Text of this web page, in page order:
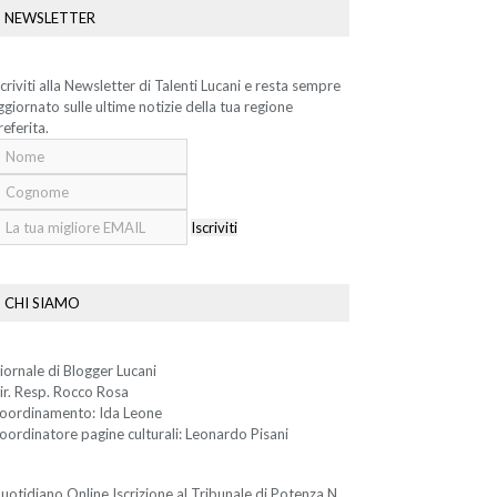
NEWSLETTER
alla Newsletter di Talenti Lucani e resta sempre
sulle ultime notizie della tua regione
Iscriviti
CHI SIAMO
di Blogger Lucani
Resp. Rocco Rosa
Ida Leone
pagine culturali: Leonardo Pisani